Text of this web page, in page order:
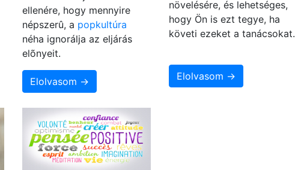
ellenére, hogy mennyire
népszerû, a popkultúra
néha ignorálja az eljárás
elõnyeit.
Elolvasom →
növelésére, és lehetséges,
hogy Ön is ezt tegye, ha
követi ezeket a tanácsokat.
Elolvasom →